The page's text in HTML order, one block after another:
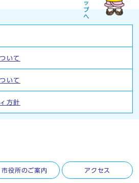
いて
いて
方針
市役所のご案内 アクセス